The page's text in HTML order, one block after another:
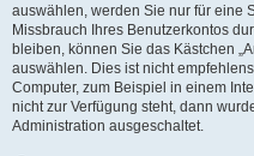
auswählen, werden Sie nur für eine
Missbrauch Ihres Benutzerkontos
bleiben, können Sie das Kästchen
auswählen. Dies ist nicht
Computer, zum Beispiel in einem
nicht zur Verfügung steht, dann
Administration ausgeschaltet.